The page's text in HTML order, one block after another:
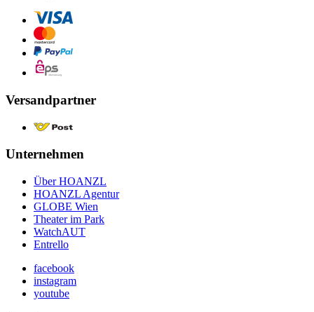
Versandpartner
Unternehmen
Über HOANZL
HOANZL Agentur
GLOBE Wien
Theater im Park
WatchAUT
Entrello
facebook
instagram
youtube